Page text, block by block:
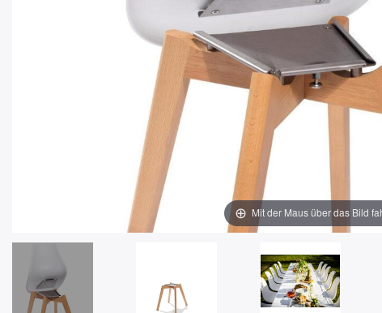
Mit der Maus über das Bild